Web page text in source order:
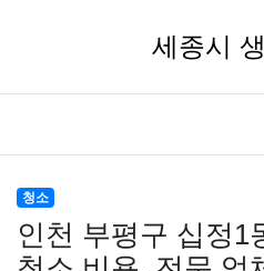
세종시
청소
인천 부평구 십정1